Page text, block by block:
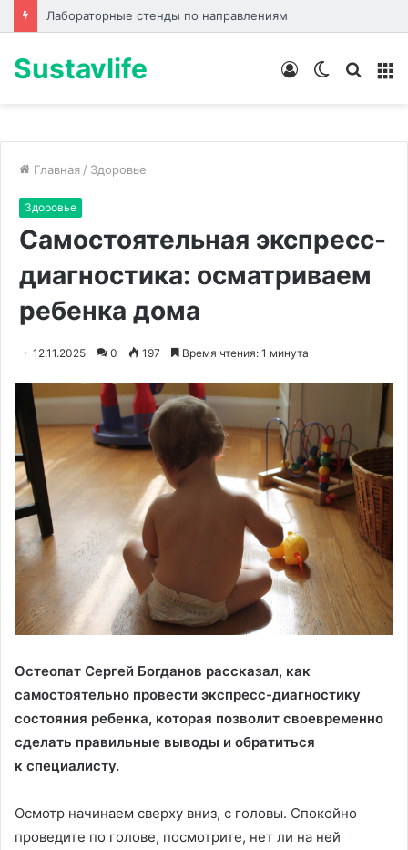
Лабораторные стенды по направлениям
Sustavlife
Switch
Войти
Главная / Здоровье
Здоровье
Самостоятельная экспресс-
диагностика: осматриваем
ребенка дома
12.11.2025 0 197 Время чтения: 1 минута
Остеопат Сергей Богданов рассказал, как
самостоятельно провести экспресс-диагностику
состояния ребенка, которая позволит своевременно
сделать правильные выводы и обратиться
к специалисту.
Осмотр начинаем сверху вниз, с головы. Спокойно
проведите по голове, посмотрите, нет ли на ней